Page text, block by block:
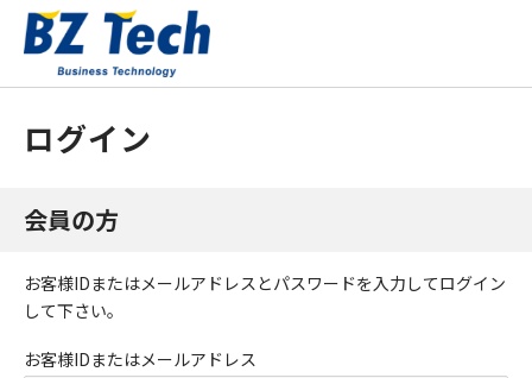
ログイン
会員の方
お客様IDまたはメールアドレスとパスワードを入力してログイン
して下さい。
お客様IDまたはメールアドレス